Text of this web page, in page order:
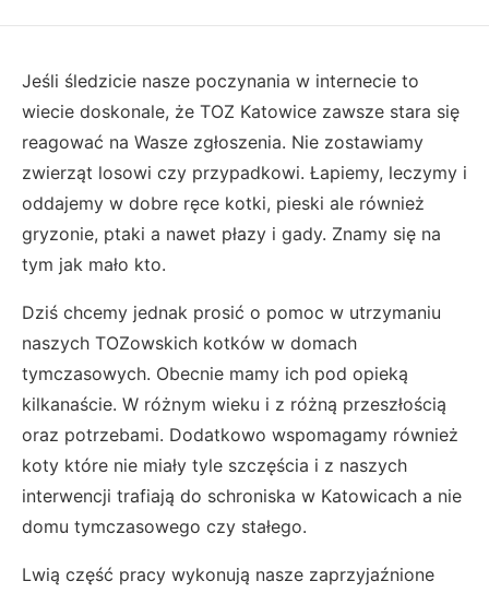
Jeśli śledzicie nasze poczynania w internecie to
wiecie doskonale, że TOZ Katowice zawsze stara się
reagować na Wasze zgłoszenia. Nie zostawiamy
zwierząt losowi czy przypadkowi. Łapiemy, leczymy i
oddajemy w dobre ręce kotki, pieski ale również
gryzonie, ptaki a nawet płazy i gady. Znamy się na
tym jak mało kto.
Dziś chcemy jednak prosić o pomoc w utrzymaniu
naszych TOZowskich kotków w domach
tymczasowych. Obecnie mamy ich pod opieką
kilkanaście. W różnym wieku i z różną przeszłością
oraz potrzebami. Dodatkowo wspomagamy również
koty które nie miały tyle szczęścia i z naszych
interwencji trafiają do schroniska w Katowicach a nie
domu tymczasowego czy stałego.
Lwią część pracy wykonują nasze zaprzyjaźnione